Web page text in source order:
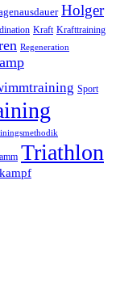
Holger
Kraft Krafttraining
Regeneration
Sport
Triathlon